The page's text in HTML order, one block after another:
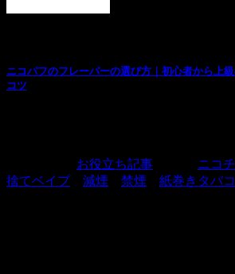
ニコパフのフレーバーの選び方｜初心者から上
コツ
お役立ち記事 ニコ
捨てベイプ、 減煙 禁煙 紙巻きタバコ